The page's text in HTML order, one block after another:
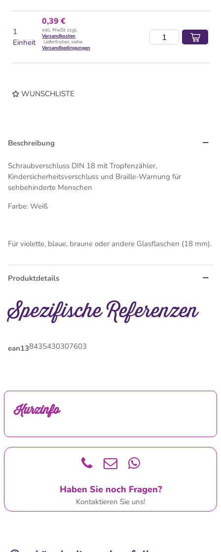
1
Einheit
0,39 €
inkl. MwSt zzgl.
Versandkosten
Lieferfristen siehe
Versandbedingungen
WUNSCHLISTE
Beschreibung
Schraubverschluss DIN 18 mit Tropfenzähler,
Kindersicherheitsverschluss und Braille-Warnung für
sehbehinderte Menschen
Farbe: Weiß
Für violette, blaue, braune oder andere Glasflaschen (18 mm).
Produktdetails
Spezifische Referenzen
ean138435430307603
Kurzinfo
Haben Sie noch Fragen?
Kontaktieren Sie uns!